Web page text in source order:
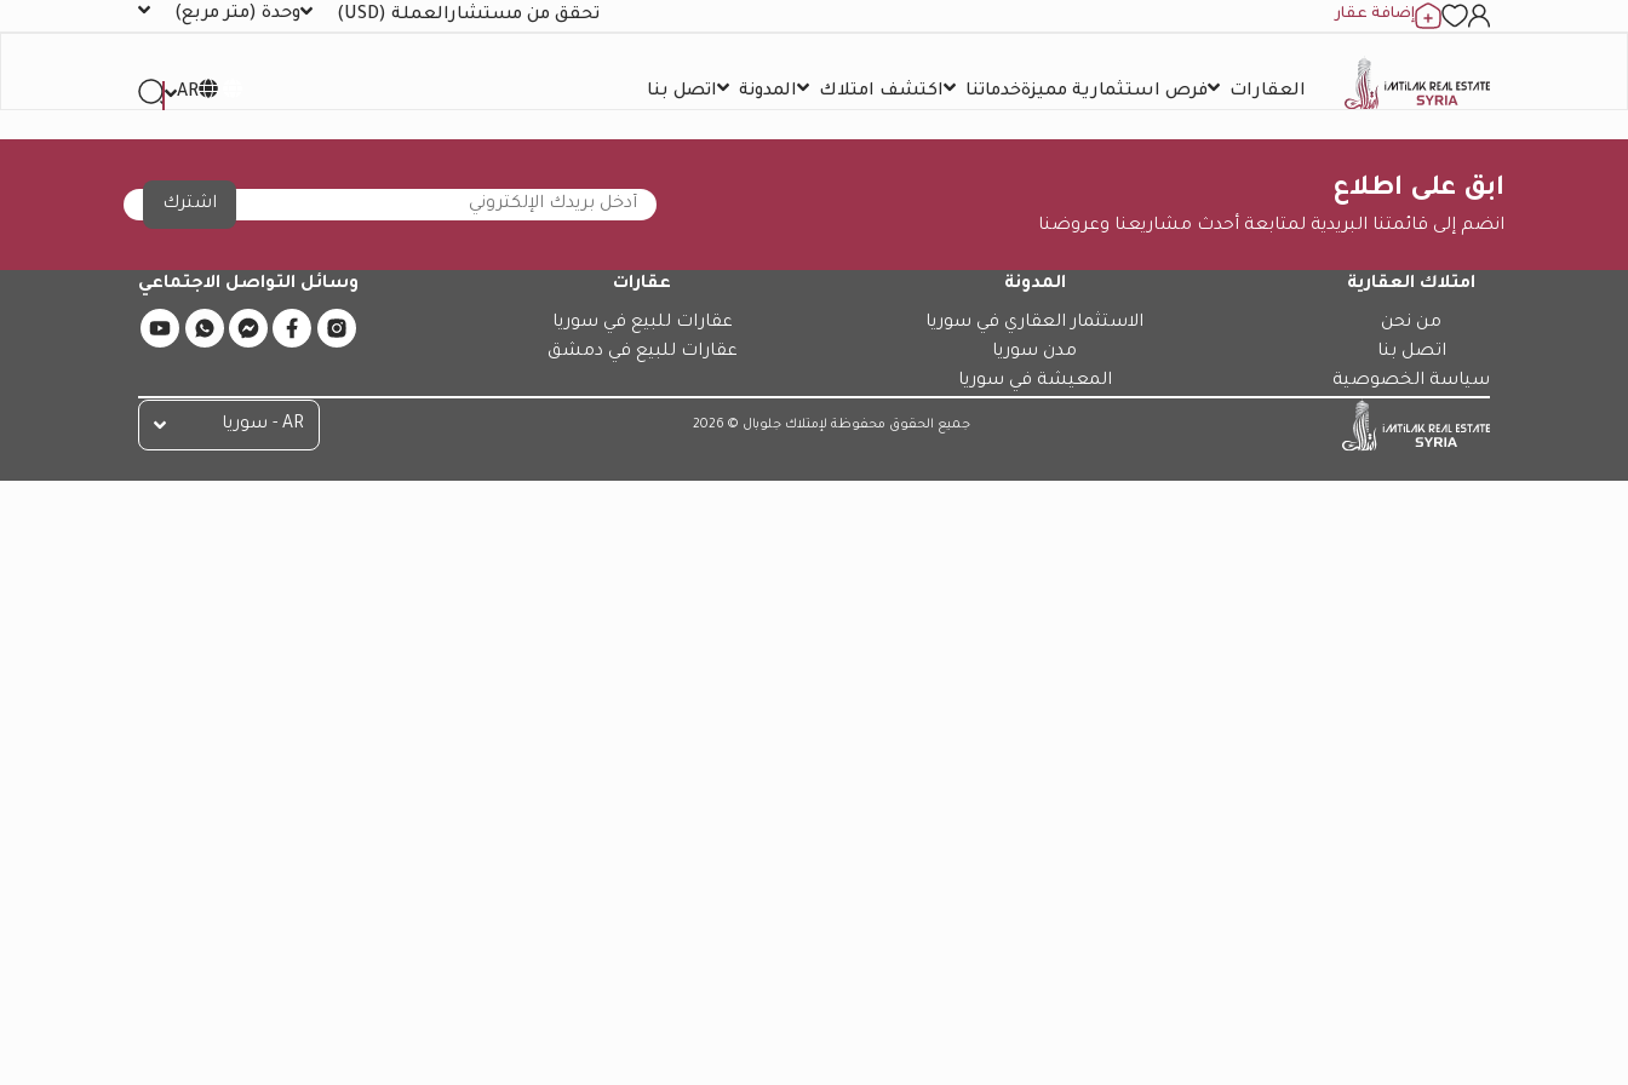
إضافة عقار تحقق من مستشارالعملة (USD) وحدة (متر مربع)
العقارات فرص استثمارية مميزةخدماتنا اكتشف امتلاك المدونة اتصل بنا AR
ابق على اطلاع
انضم إلى قائمتنا البريدية لمتابعة أحدث مشاريعنا وعروضنا
اشترك
امتلاك العقارية
من نحن
اتصل بنا
سياسة الخصوصية
المدونة
الاستثمار العقاري في سوريا
مدن سوريا
المعيشة في سوريا
عقارات
عقارات للبيع في سوريا
عقارات للبيع في دمشق
وسائل التواصل الاجتماعي
جميع الحقوق محفوظة لإمتلاك جلوبال © 2026 AR - سوريا